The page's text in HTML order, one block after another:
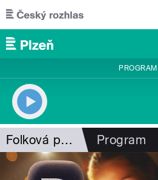
Přejít k hlavnímu obsahu
PROGRAM
Folková pohlazení Program